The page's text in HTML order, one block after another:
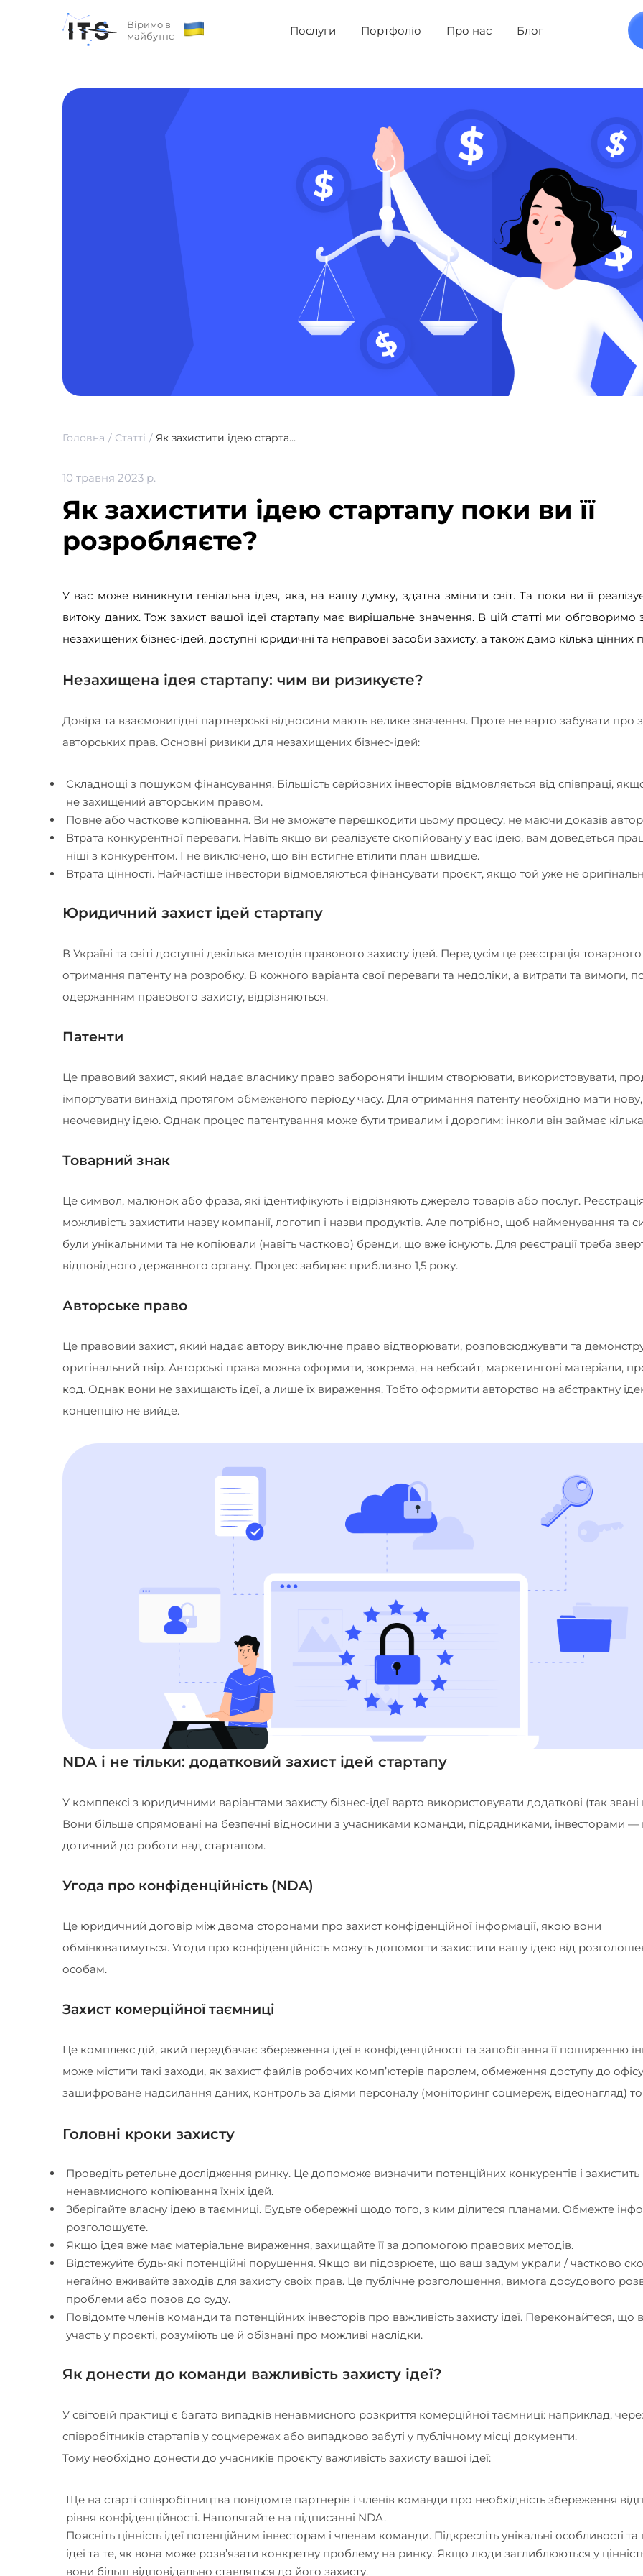
Віримо в
майбутнє
Послуги Портфоліо Про нас Блог
Головна Статті Як захистити ідею стартапу поки ви її розробляєте?
10 травня 2023 р.
Як захистити ідею стартапу поки ви її
розробляєте?
У вас може виникнути геніальна ідея, яка, на вашу думку, здатна змінити світ. Та поки ви її
витоку даних. Тож захист вашої ідеї стартапу має вирішальне значення. В цій статті ми обговоримо
незахищених бізнес-ідей, доступні юридичні та неправові засоби захисту, а також дамо кілька цінних
Незахищена ідея стартапу: чим ви ризикуєте?
Довіра та взаємовигідні партнерські відносини мають велике значення. Проте не варто забувати про
авторських прав. Основні ризики для незахищених бізнес-ідей:
Складнощі з пошуком фінансування. Більшість серйозних інвесторів відмовляється від співпраці,
не захищений авторським правом.
Повне або часткове копіювання. Ви не зможете перешкодити цьому процесу, не маючи доказів
Втрата конкурентної переваги. Навіть якщо ви реалізуєте скопійовану у вас ідею, вам доведеться
ніші з конкурентом. І не виключено, що він встигне втілити план швидше.
Втрата цінності. Найчастіше інвестори відмовляються фінансувати проєкт, якщо той уже не
Юридичний захист ідей стартапу
В Україні та світі доступні декілька методів правового захисту ідей. Передусім це реєстрація
отримання патенту на розробку. В кожного варіанта свої переваги та недоліки, а витрати та вимоги,
одержанням правового захисту, відрізняються.
Патенти
Це правовий захист, який надає власнику право забороняти іншим створювати, використовувати,
імпортувати винахід протягом обмеженого періоду часу. Для отримання патенту необхідно мати
неочевидну ідею. Однак процес патентування може бути тривалим і дорогим: інколи він займає
Товарний знак
Це символ, малюнок або фраза, які ідентифікують і відрізняють джерело товарів або послуг.
можливість захистити назву компанії, логотип і назви продуктів. Але потрібно, щоб найменування та
були унікальними та не копіювали (навіть частково) бренди, що вже існують. Для реєстрації треба
відповідного державного органу. Процес забирає приблизно 1,5 року.
Авторське право
Це правовий захист, який надає автору виключне право відтворювати, розповсюджувати та
оригінальний твір. Авторські права можна оформити, зокрема, на вебсайт, маркетингові матеріали,
код. Однак вони не захищають ідеї, а лише їх вираження. Тобто оформити авторство на абстрактну
концепцію не вийде.
NDA і не тільки: додатковий захист ідей стартапу
У комплексі з юридичними варіантами захисту бізнес-ідеї варто використовувати додаткові (так звані
Вони більше спрямовані на безпечні відносини з учасниками команди, підрядниками, інвесторами —
дотичний до роботи над стартапом.
Угода про конфіденційність (NDA)
Це юридичний договір між двома сторонами про захист конфіденційної інформації, якою вони
обмінюватимуться. Угоди про конфіденційність можуть допомогти захистити вашу ідею від
особам.
Захист комерційної таємниці
Це комплекс дій, який передбачає збереження ідеї в конфіденційності та запобігання її поширенню
може містити такі заходи, як захист файлів робочих комп’ютерів паролем, обмеження доступу до
зашифроване надсилання даних, контроль за діями персоналу (моніторинг соцмереж, відеонагляд)
Головні кроки захисту
Проведіть ретельне дослідження ринку. Це допоможе визначити потенційних конкурентів і захистить
ненавмисного копіювання їхніх ідей.
Зберігайте власну ідею в таємниці. Будьте обережні щодо того, з ким ділитеся планами. Обмежте
розголошуєте.
Якщо ідея вже має матеріальне вираження, захищайте її за допомогою правових методів.
Відстежуйте будь-які потенційні порушення. Якщо ви підозрюєте, що ваш задум украли / частково
негайно вживайте заходів для захисту своїх прав. Це публічне розголошення, вимога досудового
проблеми або позов до суду.
Повідомте членів команди та потенційних інвесторів про важливість захисту ідеї. Переконайтеся, що
участь у проєкті, розуміють це й обізнані про можливі наслідки.
Як донести до команди важливість захисту ідеї?
У світовій практиці є багато випадків ненавмисного розкриття комерційної таємниці: наприклад,
співробітників стартапів у соцмережах або випадково забуті у публічному місці документи.
Тому необхідно донести до учасників проєкту важливість захисту вашої ідеї:
Ще на старті співробітництва повідомте партнерів і членів команди про необхідність збереження
рівня конфіденційності. Наполягайте на підписанні NDA.
Поясніть цінність ідеї потенційним інвесторам і членам команди. Підкресліть унікальні особливості
ідеї та те, як вона може розв’язати конкретну проблему на ринку. Якщо люди заглиблюються у
вони більш відповідально ставляться до його захисту.